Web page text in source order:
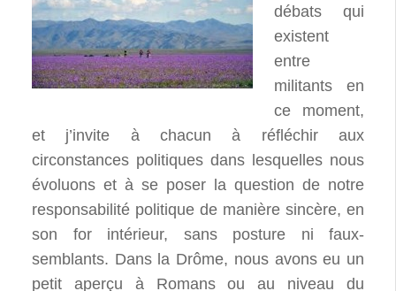
débats qui
existent
entre
militants en
ce moment,
et j’invite à chacun à réfléchir aux
circonstances politiques dans lesquelles nous
évoluons et à se poser la question de notre
responsabilité politique de manière sincère, en
son for intérieur, sans posture ni faux-
semblants. Dans la Drôme, nous avons eu un
petit aperçu à Romans ou au niveau du